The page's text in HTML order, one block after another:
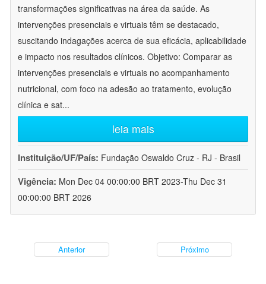
transformações significativas na área da saúde. As
intervenções presenciais e virtuais têm se destacado,
suscitando indagações acerca de sua eficácia, aplicabilidade
e impacto nos resultados clínicos. Objetivo: Comparar as
intervenções presenciais e virtuais no acompanhamento
nutricional, com foco na adesão ao tratamento, evolução
clínica e sat...
leia mais
Instituição/UF/País: Fundação Oswaldo Cruz - RJ - Brasil
Vigência: Mon Dec 04 00:00:00 BRT 2023-Thu Dec 31
00:00:00 BRT 2026
Anterior Próximo